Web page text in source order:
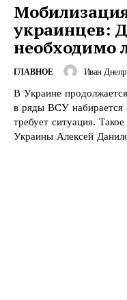
украинцев:
необходимо
ГЛАВНОЕ Иван
В Украине
в ряды ВСУ набирается
требует ситуация.
Украины Алексей